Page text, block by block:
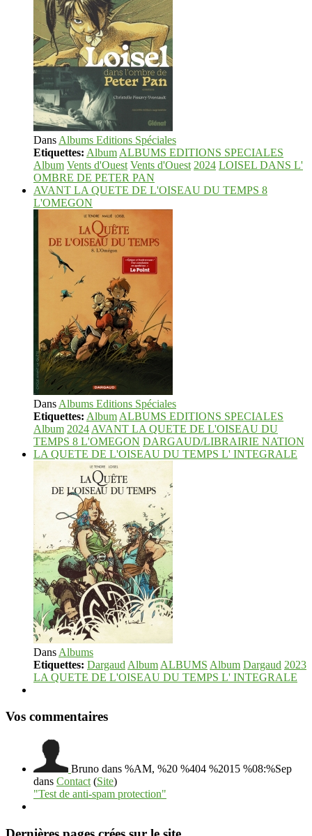
Dans Albums Editions Spéciales
Etiquettes: Album ALBUMS EDITIONS SPECIALES
Album Vents d'Ouest Vents d'Ouest 2024 LOISEL DANS L'
OMBRE DE PETER PAN
AVANT LA QUETE DE L'OISEAU DU TEMPS 8
L'OMEGON
Dans Albums Editions Spéciales
Etiquettes: Album ALBUMS EDITIONS SPECIALES
Album 2024 AVANT LA QUETE DE L'OISEAU DU
TEMPS 8 L'OMEGON DARGAUD/LIBRAIRIE NATION
LA QUETE DE L'OISEAU DU TEMPS L' INTEGRALE
Dans Albums
Etiquettes: Dargaud Album ALBUMS Album Dargaud 2023
LA QUETE DE L'OISEAU DU TEMPS L' INTEGRALE
Vos commentaires
Bruno dans %AM, %20 %404 %2015 %08:%Sep
dans Contact (Site)
"Test de anti-spam protection"